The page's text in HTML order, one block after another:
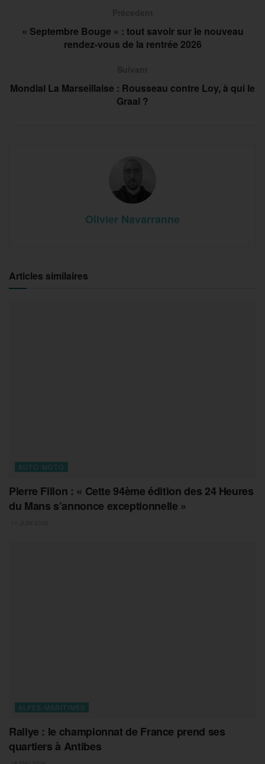
« Septembre Bouge » : tout savoir sur le nouveau
rendez-vous de la rentrée 2026
Mondial La Marseillaise : Rousseau contre Loy, à qui le
Graal ?
Olivier Navarranne
Articles similaires
AUTO-MOTO
Pierre Fillon : « Cette 94ème édition des 24 Heures
du Mans s’annonce exceptionnelle »
ALPES-MARITIMES
Rallye : le championnat de France prend ses
quartiers à Antibes